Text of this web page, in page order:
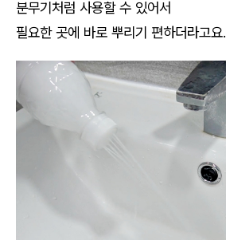
분무기처럼 사용할 수 있어서
필요한 곳에 바로 뿌리기 편하더라고요.